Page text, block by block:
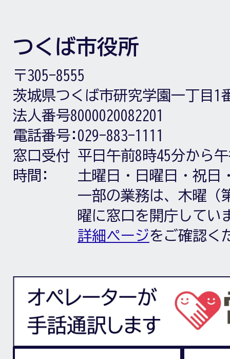
つくば市役所
〒305-8555
茨城県つくば市研究学園一丁目1
法人番号8000020082201
電話番号: 029-883-1111
窓口受付
時間:
平日午前8時45分から
土曜日・日曜日・祝日
一部の業務は、木曜（
曜に窓口を開庁してい
詳細ページをご確認く